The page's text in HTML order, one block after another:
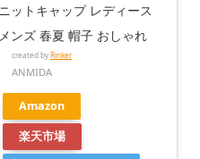
ニットキャップ レディース
メンズ 春夏 帽子 おしゃれ
created byRinker
ANMIDA
Amazon
楽天市場